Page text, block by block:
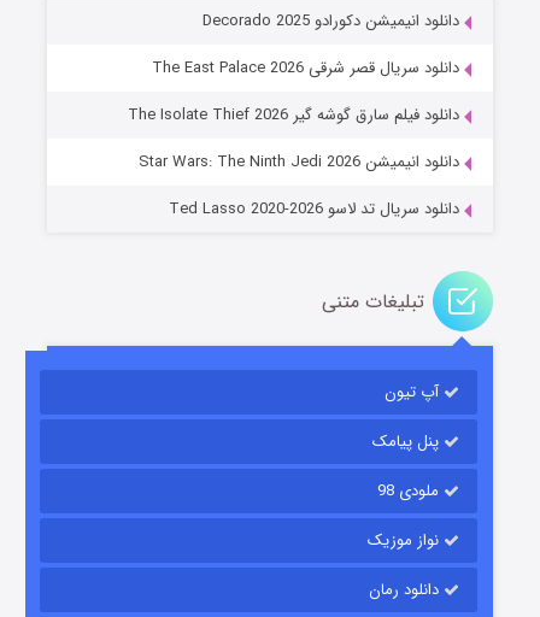
جادوگری در مغولستان
قسمت۱۴ (زیرنویس) منتشر شد
دانلود انیمیشن دکورادو Decorado 2025
دانلود سریال قصر شرقی The East Palace 2026
دانلود فیلم سارق گوشه گیر The Isolate Thief 2026
دانلود انیمیشن Star Wars: The Ninth Jedi 2026
دانلود سریال تد لاسو Ted Lasso 2020-2026
تبلیغات متنی
آپ تیون
پنل پیامک
ملودی 98
نواز موزیک
دانلود رمان